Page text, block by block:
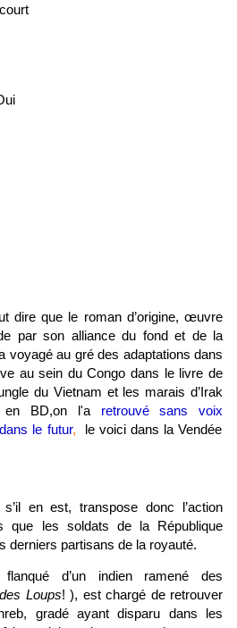
dire que le roman d’origine, œuvre
par son alliance du fond et de la
voyagé au gré des adaptations dans
au sein du Congo dans le livre de
du Vietnam et les marais d’Irak
BD,on l'a retrouvé sans voix
le futur,
le voici dans la Vendée
s’il en est, transpose donc l’action
que les soldats de la République
derniers partisans de la royauté.
d’un indien ramené des
Loups! ), est chargé de retrouver
gradé ayant disparu dans les